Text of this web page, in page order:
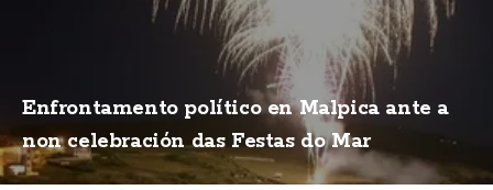
Enfrontamento político en Malpica ante a
non celebración das Festas do Mar